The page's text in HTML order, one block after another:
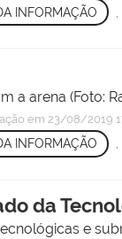
INFORMAÇÃO
a arena (Foto:
em 23/08/2019
INFORMAÇÃO ,
da
e